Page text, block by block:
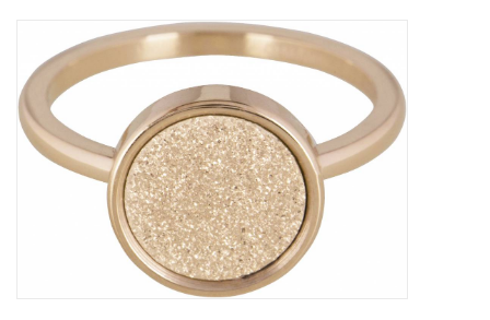
Enkelbandjes
Tassen en meer
Haaraccesoires
Zonnebrillen